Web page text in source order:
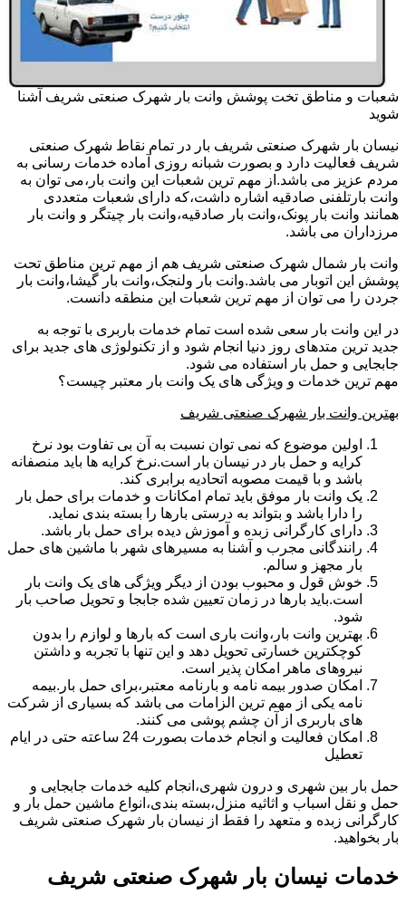
شعبات و مناطق تخت پوشش وانت بار شهرک صنعتی شریف آشنا
شوید
نیسان بار شهرک صنعتی شریف بار در تمام نقاط شهرک صنعتی
شریف فعالیت دارد و بصورت شبانه روزی آماده خدمات رسانی به
مردم عزیز می باشد.از مهم ترین شعبات این وانت بار،می توان به
وانت بارتلفنی صادقیه اشاره داشت،که دارای شعبات متعددی
همانند وانت بار پونک،وانت بار صادقیه،وانت بار چیتگر و وانت بار
مرزداران می باشد.
وانت بار شمال شهرک صنعتی شریف هم از مهم ترین مناطق تحت
پوشش این اتوبار می باشد.وانت بار ولنجک،وانت بار گیشا،وانت بار
جردن را می توان از مهم ترین شعبات این منطقه دانست.
در این وانت بار سعی شده است تمام خدمات باربری با توجه به
جدید ترین متدهای روز دنیا انجام شود و از تکنولوژی های جدید برای
جابجایی و حمل بار استفاده می شود.
مهم ترین خدمات و ویژگی های یک وانت بار معتبر چیست؟
بهترین وانت بار شهرک صنعتی شریف
اولین موضوع که نمی توان نسبت به آن بی تفاوت بود نرخ
کرایه و حمل بار در نیسان بار است.نرخ کرایه ها باید منصفانه
باشد و با قیمت مصوبه اتحادیه برابری کند.
یک وانت بار موفق باید تمام امکانات و خدمات برای حمل بار
را دارا باشد و بتواند به درستی بارها را بسته بندی نماید.
دارای کارگرانی زبده و آموزش دیده برای حمل بار باشد.
رانندگانی مجرب و آشنا به مسیرهای شهر با ماشین های حمل
بار مجهز و سالم.
خوش قول و محبوب بودن از دیگر ویژگی های یک وانت بار
است.باید بارها در زمان تعیین شده جابجا و تحویل صاحب بار
شود.
بهترین وانت بار،وانت باری است که بارها و لوازم را بدون
کوچکترین خسارتی تحویل دهد و این تنها با تجربه و داشتن
نیروهای ماهر امکان پذیر است.
امکان صدور بیمه نامه و بارنامه معتبر،برای حمل بار.بیمه
نامه یکی از مهم ترین الزامات می باشد که بسیاری از شرکت
های باربری از آن چشم پوشی می کنند.
امکان فعالیت و انجام خدمات بصورت 24 ساعته حتی در ایام
تعطیل
حمل بار بین شهری و درون شهری،انجام کلیه خدمات جابجایی و
حمل و نقل اسباب و اثاثیه منزل،بسته بندی،انواع ماشین حمل بار و
کارگرانی زبده و متعهد را فقط از نیسان بار شهرک صنعتی شریف
بار بخواهید.
خدمات نیسان بار شهرک صنعتی شریف